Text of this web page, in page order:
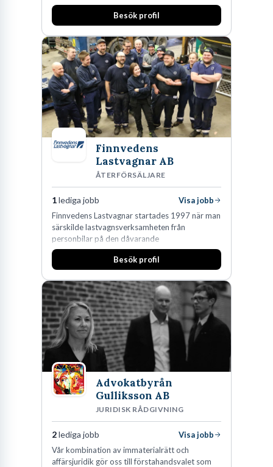
och Oceanien. Vi är specialister inom
affärsjuridikens alla områden och vi har några
fler än 450 jurister på fem kontor i Stockholm,
Köpenhamn, Århus, Oslo och Helsingfors kan vi
på DLA Piper erbjuda våra klienter en unik,
effektiv och gränsöverskridande nordisk
expertis. På vårt kontor i centrala Stockholm är
vi idag drygt 240 medarbetare.
Besök profil
Finnvedens
Lastvagnar AB
ÅTERFÖRSÄLJARE
1lediga jobb
Visa jobb
Finnvedens Lastvagnar startades 1997 när man
särskilde lastvagnsverksamheten från
personbilar på den dåvarande
huvudanläggningen i Värnamo. Sedan dess har
man expanderat kraftigt genom ett antal
den största privata återförsäljaren av Volvo
Lastvagnar och finns representerade på 20
orter i södra Sverige.
Besök profil
Advokatbyrån
Gulliksson AB
JURIDISK RÅDGIVNING
2lediga jobb
Visa jobb
Vår kombination av immaterialrätt och
affärsjuridik gör oss till förstahandsvalet som